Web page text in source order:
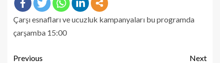
Çarşı esnafları ve ucuzluk kampanyaları bu programda
çarşamba 15:00
Previous
Next